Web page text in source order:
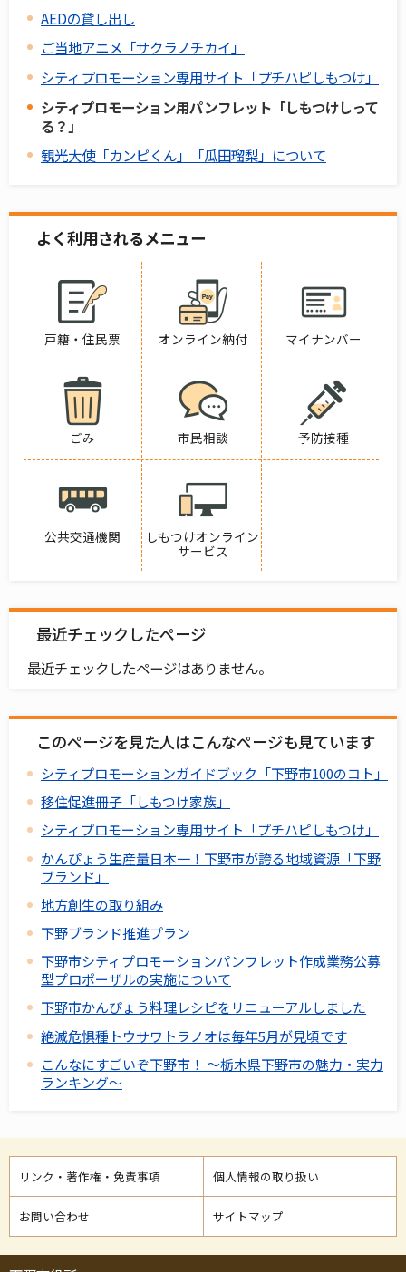
AEDの貸し出し
ご当地アニメ「サクラノチカイ」
シティプロモーション専用サイト「プチハピしもつけ」
シティプロモーション用パンフレット「しもつけしって
る？」
観光大使「カンピくん」「瓜田瑠梨」について
よく利用されるメニュー
戸籍・住民票 オンライン納付 マイナンバー
ごみ 市民相談 予防接種
公共交通機関
しもつけオンライン
サービス
最近チェックしたページ
最近チェックしたページはありません。
このページを見た人はこんなページも見ています
シティプロモーションガイドブック「下野市100のコト」
移住促進冊子「しもつけ家族」
シティプロモーション専用サイト「プチハピしもつけ」
かんぴょう生産量日本一！下野市が誇る地域資源「下野
ブランド」
地方創生の取り組み
下野ブランド推進プラン
下野市シティプロモーションパンフレット作成業務公募
型プロポーザルの実施について
下野市かんぴょう料理レシピをリニューアルしました
絶滅危惧種トウサワトラノオは毎年5月が見頃です
こんなにすごいぞ下野市！ ～栃木県下野市の魅力・実力
ランキング～
リンク・著作権・免責事項 個人情報の取り扱い
お問い合わせ サイトマップ